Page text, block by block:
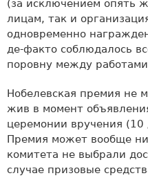
(за исключением опять
лицам, так и
одновременно
де-факто соблюдалось
поровну между
Нобелевская премия не
жив в момент
церемонии вручения (10
Премия может вообще
комитета не выбрали
случае призовые